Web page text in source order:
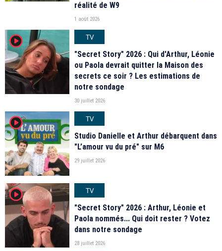
réalité de W9
1 août 2026
player2
TV
"Secret Story" 2026 : Qui d'Arthur, Léonie
ou Paola devrait quitter la Maison des
secrets ce soir ? Les estimations de
notre sondage
30 juillet 2026
player2
TV
Studio Danielle et Arthur débarquent dans
"L’amour vu du pré" sur M6
29 juillet 2026
player2
TV
"Secret Story" 2026 : Arthur, Léonie et
Paola nommés... Qui doit rester ? Votez
dans notre sondage
28 juillet 2026